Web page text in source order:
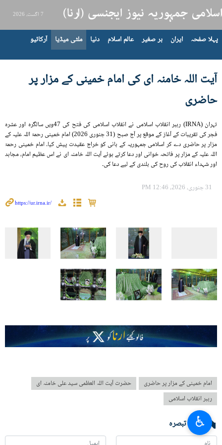
7 اگست، 2026
پہلا صفحہ ایران بر صغیر عالم اسلام دنیا ملٹی میڈیا آرکائیو
آیت اللہ خامنہ ای کی امام خمینی کے مزار پر
حاضری
تہران (IRNA) رہبر انقلاب اسلامی نے انقلاب اسلامی کی فتح کی 47ویں سالگرہ اور عشرہ
فجر کی تقریبات کے آغاز کے موقع پر آج صبح (31 جنوری 2026) امام خمینی رحمۃ اللہ علیہ کے
مزار پر حاضری دے کر اسلامی جمہوریہ کے بانی کو خراج عقیدت پیش کیا۔ امام خمینی رحمۃ
اللہ علیہ کے مزار پر فاتحہ خوانی اور دعا کرتے ہوئے آیت اللہ خامنہ ای نے اس عظیم امام، مجاہد
اور شہداء انقلاب کی روح کی بلندی کے لیے دعا کی۔
31 جنوری، 2026، 12:46 PM
امام خمینی کے مزار پر حاضری
حضرت آیت اللہ العظمی سید علی خامنہ ای
رہبر انقلاب اسلامی
آپ کا تبصرہ
♿︎